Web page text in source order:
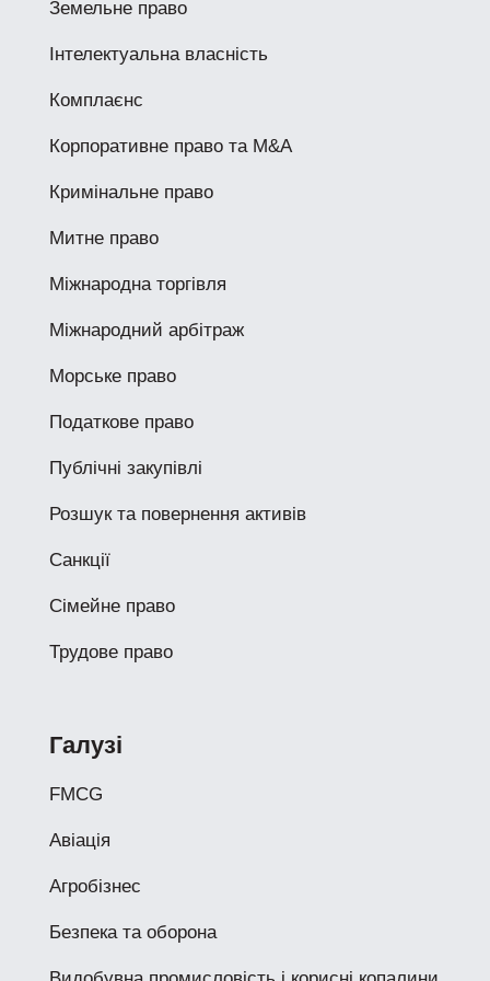
Земельне право
Інтелектуальна власність
Комплаєнс
Корпоративне право та M&A
Кримінальне право
Митне право
Міжнародна торгівля
Міжнародний арбітраж
Морське право
Податкове право
Публічні закупівлі
Розшук та повернення активів
Санкції
Сімейне право
Трудове право
Галузі
FMCG
Авіація
Агробізнес
Безпека та оборона